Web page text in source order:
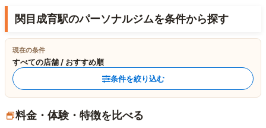
関目成育駅のパーソナルジムを条件から探す
現在の条件
すべての店舗 / おすすめ順
条件を絞り込む
料金・体験・特徴を比べる